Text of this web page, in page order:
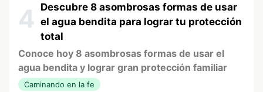
4
Descubre 8 asombrosas formas de usar
el agua bendita para lograr tu protección
total
Conoce hoy 8 asombrosas formas de usar el
agua bendita y lograr gran protección familiar
Caminando en la fe